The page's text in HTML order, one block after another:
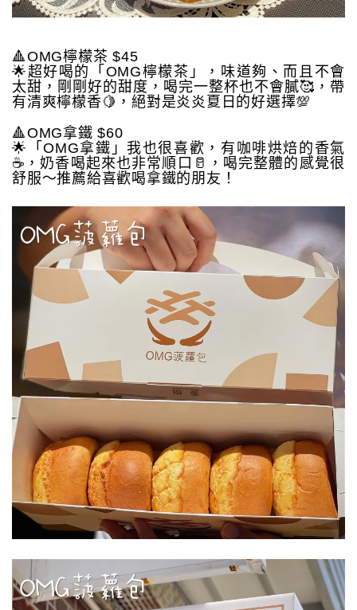
🔺OMG檸檬茶 $45
🌟超好喝的「OMG檸檬茶」，味道夠、而且不會
太甜，剛剛好的甜度，喝完一整杯也不會膩🥰，帶
有清爽檸檬香🍋，絕對是炎炎夏日的好選擇💯
🔺OMG拿鐵 $60
🌟「OMG拿鐵」我也很喜歡，有咖啡烘焙的香氣
☕️，奶香喝起來也非常順口🥛，喝完整體的感覺很
舒服～推薦給喜歡喝拿鐵的朋友！